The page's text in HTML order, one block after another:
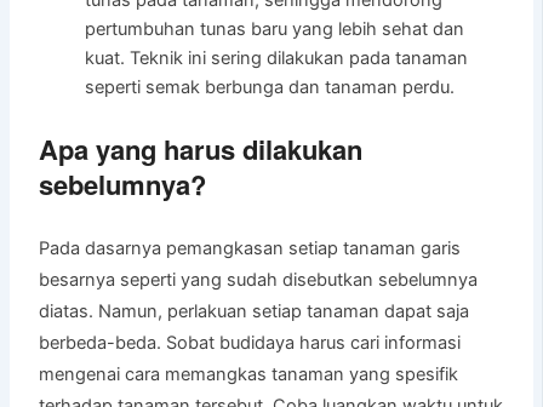
pertumbuhan tunas baru yang lebih sehat dan
kuat. Teknik ini sering dilakukan pada tanaman
seperti semak berbunga dan tanaman perdu.
Apa yang harus dilakukan
sebelumnya?
Pada dasarnya pemangkasan setiap tanaman garis
besarnya seperti yang sudah disebutkan sebelumnya
diatas. Namun, perlakuan setiap tanaman dapat saja
berbeda-beda. Sobat budidaya harus cari informasi
mengenai cara memangkas tanaman yang spesifik